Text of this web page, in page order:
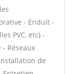
- Enduit -
PVC, etc) -
Réseaux
de